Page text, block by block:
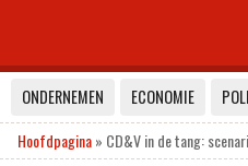
ONDERNEMEN ECONOMIE
Hoofdpagina» CD&V in de tang: